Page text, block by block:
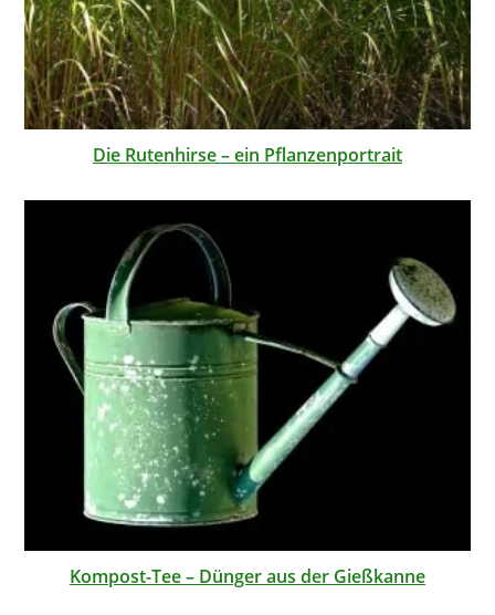
Die Rutenhirse – ein Pflanzenportrait
Kompost-Tee – Dünger aus der Gießkanne